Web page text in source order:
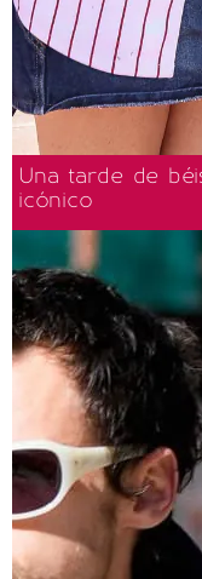
Una tarde de
icónico